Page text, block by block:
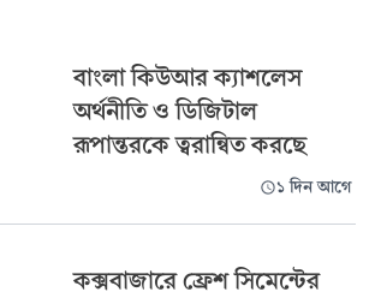
বাংলা কিউআর ক্যাশলেস
অর্থনীতি ও ডিজিটাল
রূপান্তরকে ত্বরান্বিত করছে
১ দিন আগে
কক্সবাজারে ফ্রেশ সিমেন্টের